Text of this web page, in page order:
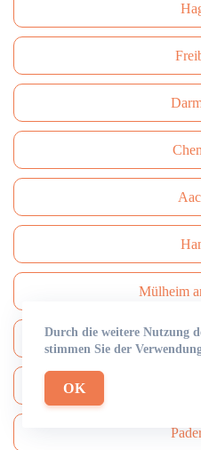
Mülheim
Durch die weitere Nutzung
stimmen Sie der
OK